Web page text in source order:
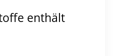
enthält